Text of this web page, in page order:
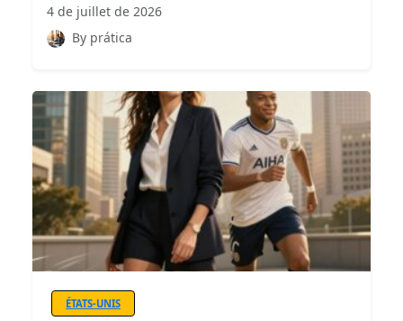
4 de juillet de 2026
By prática
ÉTATS-UNIS